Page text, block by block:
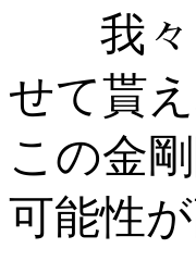
我々
せて貰
この金
可能性